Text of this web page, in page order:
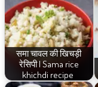
समा चावल की खिचड़ी
रेसिपी | Sama rice
khichdi recipe